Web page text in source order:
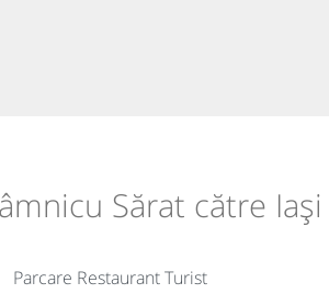
Sărat către Iași
Parcare Restaurant Turist